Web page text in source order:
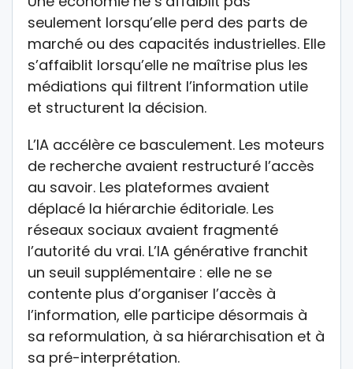
seulement lorsqu’elle perd des parts de
marché ou des capacités industrielles. Elle
s’affaiblit lorsqu’elle ne maîtrise plus les
médiations qui filtrent l’information utile
et structurent la décision.
L’IA accélère ce basculement. Les moteurs
de recherche avaient restructuré l’accès
au savoir. Les plateformes avaient
déplacé la hiérarchie éditoriale. Les
réseaux sociaux avaient fragmenté
l’autorité du vrai. L’IA générative franchit
un seuil supplémentaire : elle ne se
contente plus d’organiser l’accès à
l’information, elle participe désormais à
sa reformulation, à sa hiérarchisation et à
sa pré-interprétation.